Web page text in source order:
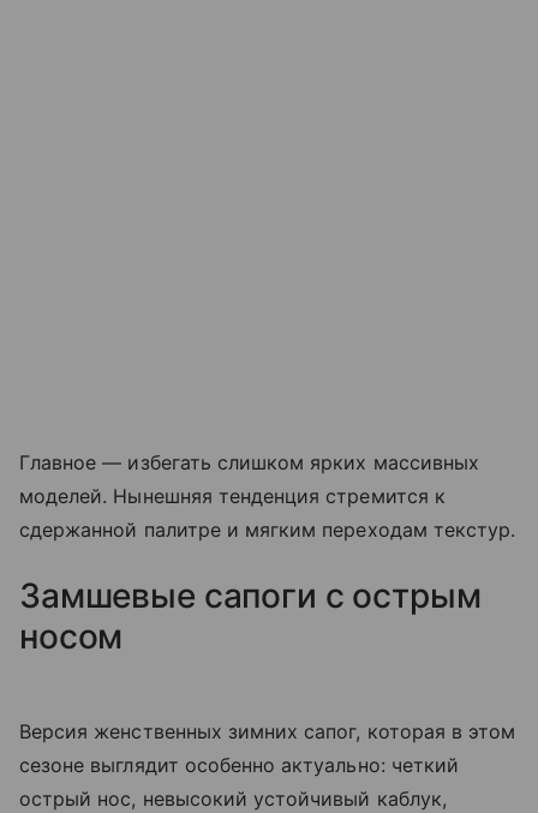
Главное — избегать слишком ярких массивных
моделей. Нынешняя тенденция стремится к
сдержанной палитре и мягким переходам текстур.
Замшевые сапоги с острым
носом
Версия женственных зимних сапог, которая в этом
сезоне выглядит особенно актуально: четкий
острый нос, невысокий устойчивый каблук,